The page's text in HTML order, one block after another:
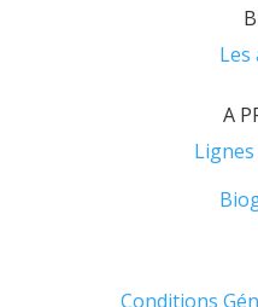
Les
A
Conditions